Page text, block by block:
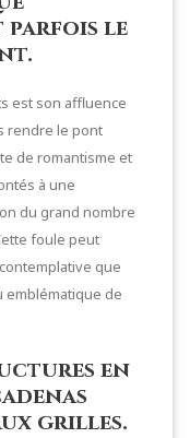
parfois le
est son affluence
rendre le pont
de romantisme et
à une
du grand nombre
foule peut
que
emblématique de
en
grilles.